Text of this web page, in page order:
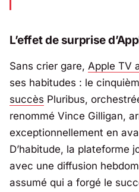
L’effet de surprise
Sans crier gare, Apple TV
ses habitudes : le
succès Pluribus,
renommé Vince Gilligan,
exceptionnellement en
D’habitude, la plateforme
avec une diffusion
assumé qui a forgé le